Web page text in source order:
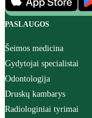
PASLAUGOS
Šeimos medicina
Gydytojai specialistai
Odontologija
Druskų kambarys
Radiologiniai tyrimai